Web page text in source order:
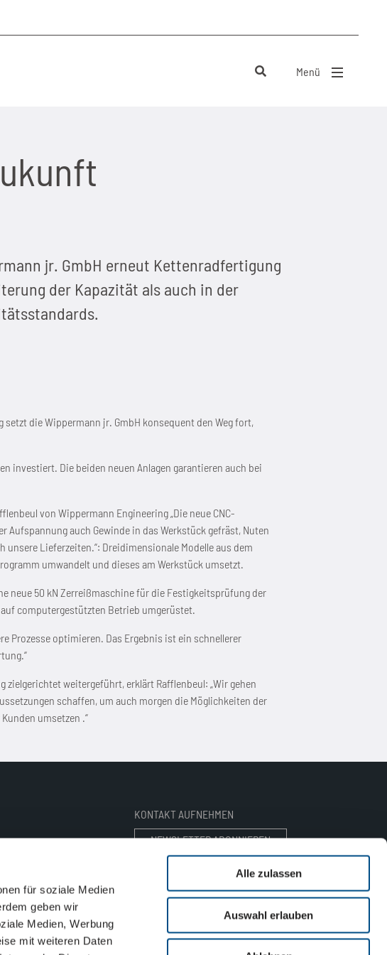
für soziale Medien
geben wir
Medien, Werbung
mit weiteren Daten
Alle zulassen
Auswahl erlauben
Menü
jr. GmbH erneut Kettenradfertigung
der Kapazität als auch in der
die Wippermann jr. GmbH konsequent den Weg fort,
investiert. Die beiden neuen Anlagen garantieren auch bei
von Wippermann Engineering „Die neue CNC-
auch Gewinde in das Werkstück gefräst, Nuten
Lieferzeiten.“: Dreidimensionale Modelle aus dem
umwandelt und dieses am Werkstück umsetzt.
neue 50 kN Zerreißmaschine für die Festigkeitsprüfung der
computergestützten Betrieb umgerüstet.
Prozesse optimieren. Das Ergebnis ist ein schnellerer
weitergeführt, erklärt Rafflenbeul: „Wir gehen
schaffen, um auch morgen die Möglichkeiten der
umsetzen .“
KONTAKT AUFNEHMEN
NEWSLETTER ABONNIEREN
ANSPRECHPARTNER FINDEN
E-MAIL SENDEN